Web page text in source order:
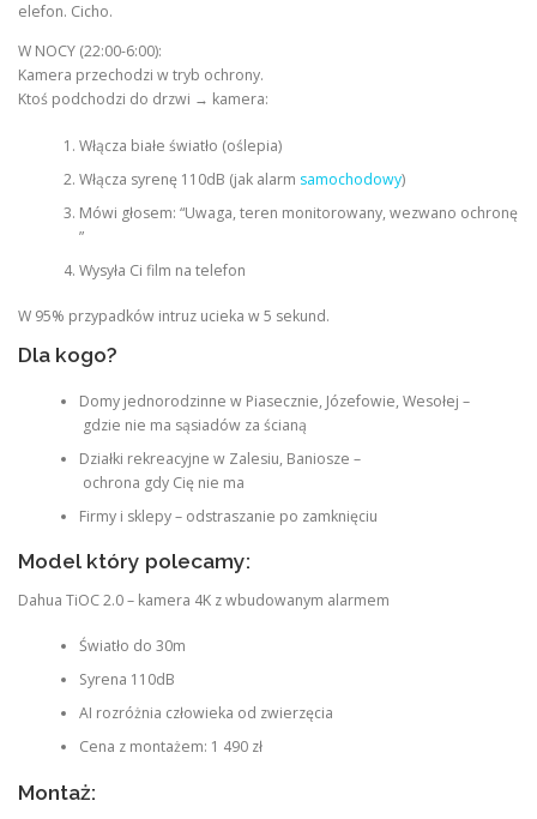
elefon. Cicho.
W NOCY (22:00-6:00):
Kamera przechodzi w tryb ochrony.
Ktoś podchodzi do drzwi → kamera:
Włącza białe światło (oślepia)
Włącza syrenę 110dB (jak alarm samochodowy)
Mówi głosem: “Uwaga, teren monitorowany, wezwano ochronę
”
Wysyła Ci film na telefon
W 95% przypadków intruz ucieka w 5 sekund.
Dla kogo?
Domy jednorodzinne w Piasecznie, Józefowie, Wesołej –
gdzie nie ma sąsiadów za ścianą
Działki rekreacyjne w Zalesiu, Baniosze –
ochrona gdy Cię nie ma
Firmy i sklepy – odstraszanie po zamknięciu
Model który polecamy:
Dahua TiOC 2.0 – kamera 4K z wbudowanym alarmem
Światło do 30m
Syrena 110dB
AI rozróżnia człowieka od zwierzęcia
Cena z montażem: 1 490 zł
Montaż: